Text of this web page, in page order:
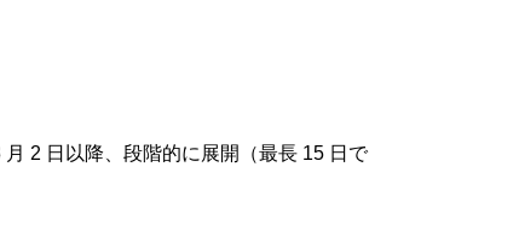
月 2 日以降、段階的に展開（最長 15 日で